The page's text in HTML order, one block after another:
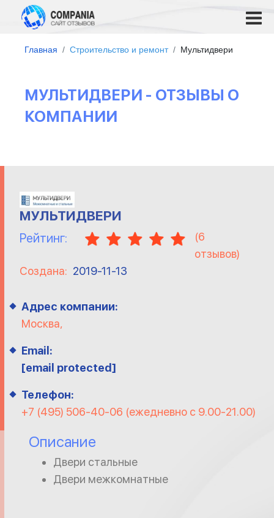
Главная Строительство и ремонт Мультидвери
МУЛЬТИДВЕРИ - ОТЗЫВЫ О
КОМПАНИИ
МУЛЬТИДВЕРИ
Рейтинг: (6
отзывов)
Создана: 2019-11-13
Адрес компании:
Москва,
Email:
[email protected]
Телефон:
+7 (495) 506-40-06 (ежедневно с 9.00-21.00)
Описание
Двери стальные
Двери межкомнатные